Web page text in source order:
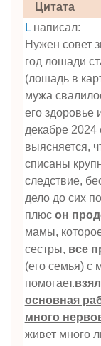
Цитата
Lнаписал:
Нужен совет
год лошади
(лошадь в
мужа
его здоровье
декабре 2024
выясняется,
списаны
следствие,
дело до сих
плюс он
мамы,
сестры, все
(его семья) с
помогает.
основная
много
живет много